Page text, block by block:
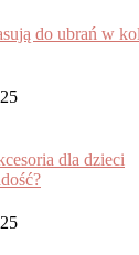
do ubrań w
dla dzieci